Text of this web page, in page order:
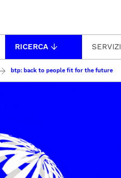
RICERCA SERVIZI
btp: back to people fit for the future